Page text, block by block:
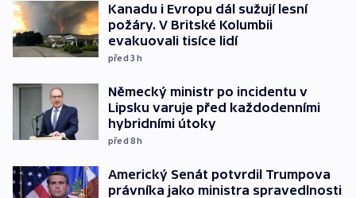
Kanadu i Evropu dál sužují lesní
požáry. V Britské Kolumbii
evakuovali tisíce lidí
před 3h
Německý ministr po incidentu v
Lipsku varuje před každodenními
hybridními útoky
před 8h
Americký Senát potvrdil Trumpova
právníka jako ministra spravedlnosti